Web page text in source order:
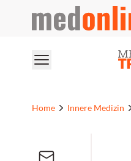
medonline
Home Innere Medizin